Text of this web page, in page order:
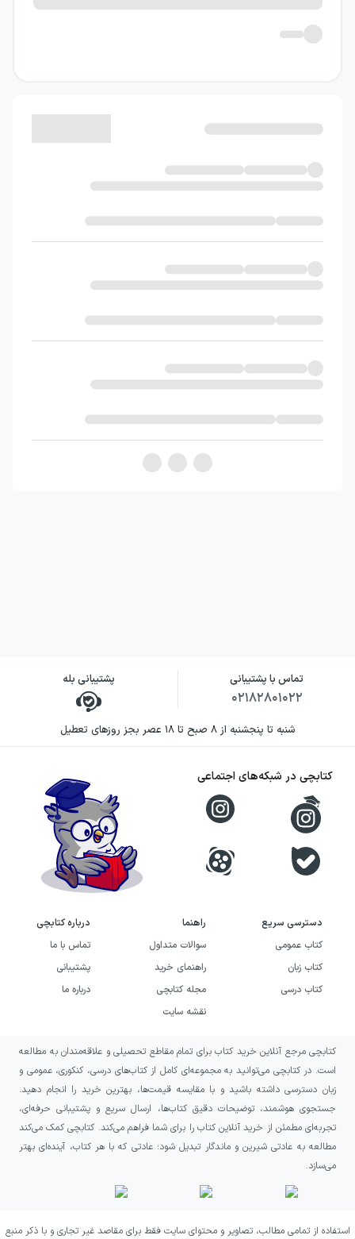
تماس با پشتیبانی
۰۲۱۸۲۸۰۱۰۲۲
پشتیبانی بله
شنبه تا پنجشنبه از ۸ صبح تا ۱۸ عصر بجز روزهای تعطیل
دسترسی سریع
کتاب عمومی
کتاب زبان
کتاب درسی
راهنما
سوالات متداول
راهنمای خرید
مجله کتابچی
نقشه سایت
درباره کتابچی
تماس با ما
پشتیبانی
درباره ما
کتابچی در شبکه‌های اجتماعی
کتابچی مرجع آنلاین خرید کتاب برای تمام مقاطع تحصیلی و علاقه‌مندان به مطالعه
است. در کتابچی می‌توانید به مجموعه‌ای کامل از کتاب‌های درسی، کنکوری، عمومی و
زبان دسترسی داشته باشید و با مقایسه قیمت‌ها، بهترین خرید را انجام دهید.
جستجوی هوشمند، توضیحات دقیق کتاب‌ها، ارسال سریع و پشتیبانی حرفه‌ای،
تجربه‌ای مطمئن از خرید آنلاین کتاب را برای شما فراهم می‌کند. کتابچی کمک می‌کند
مطالعه به عادتی شیرین و ماندگار تبدیل شود؛ عادتی که با هر کتاب، آینده‌ای بهتر
می‌سازد.
استفاده از تمامی مطالب، تصاویر و محتوای سایت فقط برای مقاصد غیر تجاری و با ذکر منبع